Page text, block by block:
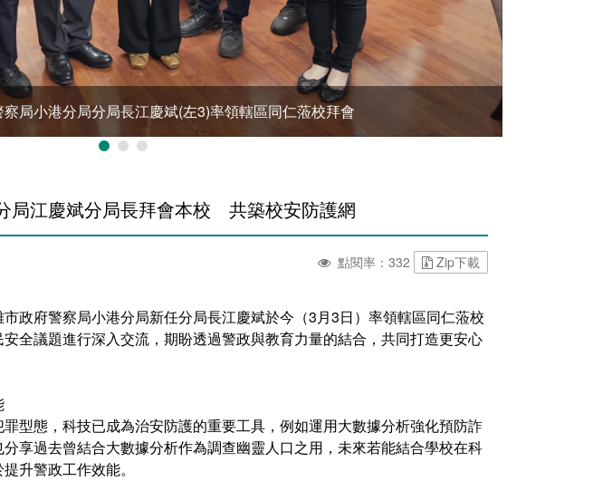
局小港分局分局長江慶斌(左3)率領轄區同仁蒞校拜會
局江慶斌分局長拜會本校 共築校安防護網
點閱率：332 Zip下載
政府警察局小港分局新任分局長江慶斌於今（3月3日）率領轄區同仁蒞校
全議題進行深入交流，期盼透過警政與教育力量的結合，共同打造更安心
型態，科技已成為治安防護的重要工具，例如運用大數據分析強化預防詐
享過去曾結合大數據分析作為調查幽靈人口之用，未來若能結合學校在科
升警政工作效能。